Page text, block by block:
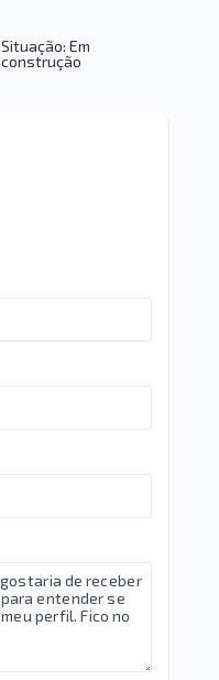
Situação: Em
construção